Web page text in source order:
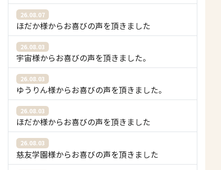
26.08.07
ほだか様からお喜びの声を頂きました
26.08.03
宇宙様からお喜びの声を頂きました。
26.08.03
ゆうりん様からお喜びの声を頂きました。
26.08.03
ほだか様からお喜びの声を頂きました
26.08.03
慈友学園様からお喜びの声を頂きました